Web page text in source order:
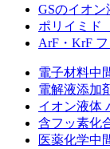
GSのイオン
ポリイミド
ArF・KrF
電子材料中
電解液添加
イオン液体
含フッ素化
医薬化学中